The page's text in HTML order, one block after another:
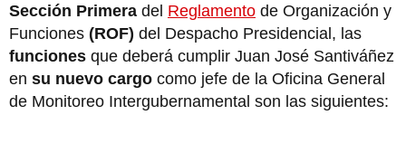
Sección Primera del Reglamento de Organización y
Funciones (ROF) del Despacho Presidencial, las
funciones que deberá cumplir Juan José Santiváñez
en su nuevo cargo como jefe de la Oficina General
de Monitoreo Intergubernamental son las siguientes: